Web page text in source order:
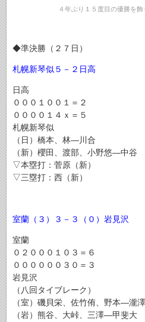
４年ぶり１５度目の優勝を
◆準決勝（２７日）
札幌新琴似５－２ 日高
日高
０００１００１＝２
００００１４ｘ＝５
札幌新琴似
（日）橋本、林―川合
（新）櫻田、渡部、小野悠―中谷
▽本塁打：菅原（新）
▽三塁打：西（新）
室蘭 （３）３－３（０） 岩見沢
室蘭
０２０００１０３＝６
００００００３０＝３
岩見沢
（八回タイブレーク）
（室）磯貝栄、佐竹侑、野本―瀧澤
（岩）熊谷、大峠、三澤―甲斐大